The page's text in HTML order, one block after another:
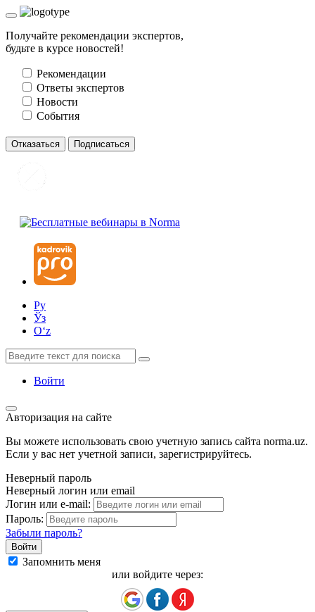
Получайте рекомендации экспертов,
будьте в курсе новостей!
Рекомендации
Ответы экспертов
Новости
События
Отказаться Подписаться
Ру
Ўз
Oʻz
Войти
Авторизация на сайте
Вы можете использовать свою учетную запись сайта norma.uz.
Если у вас нет учетной записи, зарегистрируйтесь.
Неверный пароль
Неверный логин или email
Логин или e-mail:
Пароль:
Забыли пароль?
Запомнить меня
или войдите через: